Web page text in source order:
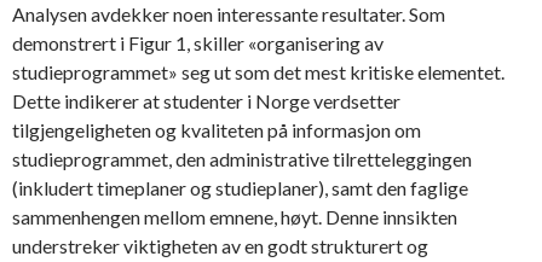
Analysen avdekker noen interessante resultater. Som
demonstrert i Figur 1, skiller «organisering av
studieprogrammet» seg ut som det mest kritiske elementet.
Dette indikerer at studenter i Norge verdsetter
tilgjengeligheten og kvaliteten på informasjon om
studieprogrammet, den administrative tilretteleggingen
(inkludert timeplaner og studieplaner), samt den faglige
sammenhengen mellom emnene, høyt. Denne innsikten
understreker viktigheten av en godt strukturert og